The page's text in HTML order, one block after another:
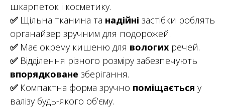
шкарпеток і косметику.
✅Щільна тканина та надійні застібки роблять
органайзер зручним для подорожей.
✅Має окрему кишеню для вологих речей.
✅Відділення різного розміру забезпечують
впорядковане зберігання.
✅Компактна форма зручно поміщається у
валізу будь-якого об’єму.